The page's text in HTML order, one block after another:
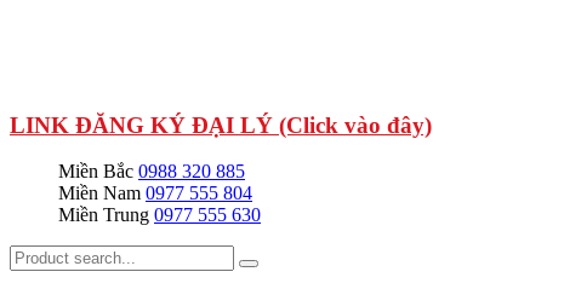
LINK ĐĂNG KÝ ĐẠI LÝ (Click vào đây)
Miền Bắc 0988 320 885
Miền Nam 0977 555 804
Miền Trung 0977 555 630